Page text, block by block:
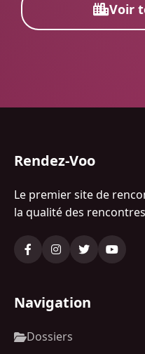
Voir
Rendez-Voo
Le premier site de
la qualité des
Navigation
Dossiers